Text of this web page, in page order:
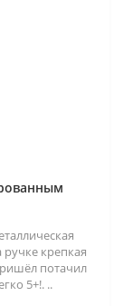
ручке крепкая
потачил
5+!. ..